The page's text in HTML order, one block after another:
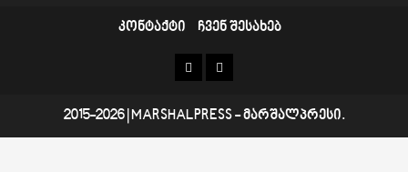
კონტაქტი ჩვენ შესახებ
კონტაქტი
ჩვენ
2015-2026 MARSHALPRESS- მარშალპრესი.